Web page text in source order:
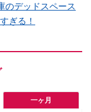
のデッドスペース
ぎる！
一ヶ月